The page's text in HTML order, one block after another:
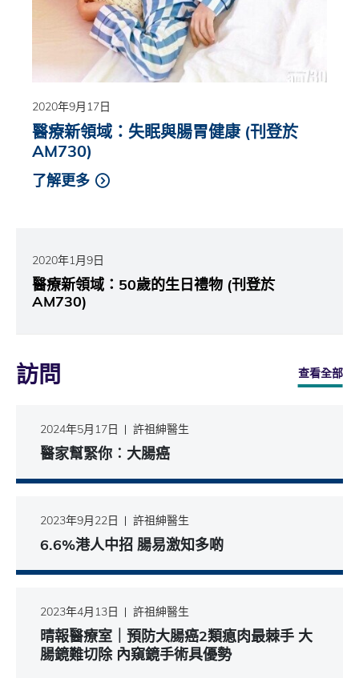
2020年9月17日
醫療新領域：失眠與腸胃健康 (刊登於
AM730)
了解更多
2020年1月9日
醫療新領域：50歲的生日禮物 (刊登於
AM730)
訪問 查看全部
2024年5月17日 許祖紳醫生
醫家幫緊你︰大腸癌
2023年9月22日 許祖紳醫生
6.6%港人中招 腸易激知多啲
2023年4月13日 許祖紳醫生
晴報醫療室｜預防大腸癌2類瘜肉最棘手 大
腸鏡難切除 內窺鏡手術具優勢